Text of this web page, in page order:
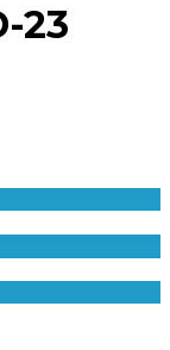
23